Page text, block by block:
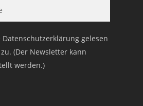
Datenschutzerklärung gelesen
(Der Newsletter kann
werden.)